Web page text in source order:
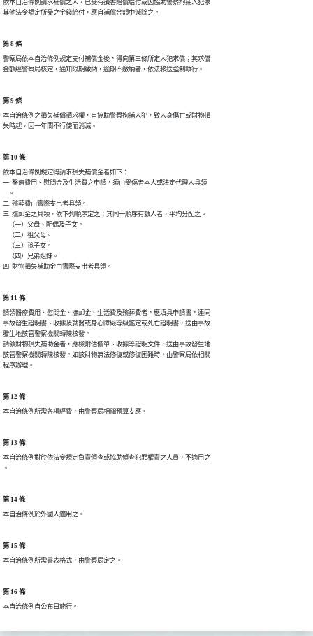
依本自治條例請求補償之人，已受有損害賠償給付或因協助警察拘捕人犯依
其他法令規定所受之金錢給付，應自補償金額中減除之。
第 8 條
警察局依本自治條例規定支付補償金後，得向第三條所定人犯求償；其求償
金額經警察局核定，通知限期繳納，逾期不繳納者，依法移送強制執行。
第 9 條
本自治條例之損失補償請求權，自協助警察拘捕人犯，致人身傷亡或財物損
失時起，因一年間不行使而消滅。
第 10 條
依本自治條例規定得請求損失補償金者如下：
一  醫療費用、慰問金及生活費之申請，須由受傷者本人或法定代理人具領
    。
二  殯葬費由實際支出者具領。
三  撫卹金之具領，依下列順序定之；其同一順序有數人者，平均分配之。
    （一）父母、配偶及子女。
    （二）祖父母。
    （三）孫子女。
    （四）兄弟姐妹。
四  財物損失補助金由實際支出者具領。
第 11 條
請領醫療費用、慰問金、撫卹金、生活費及殯葬費者，應填具申請書，連同
事故發生證明書、收據及就醫或身心障礙等級鑑定或死亡證明書，送由事故
發生地該管警察機關轉陳核發。
請領財物損失補助金者，應檢附估價單、收據等證明文件，送由事故發生地
該管警察機關轉陳核發。如該財物無法修復或修復困難時，由警察局依相關
程序辦理。
第 12 條
本自治條例所需各項經費，由警察局相關預算支應。
第 13 條
本自治條例對於依法令規定負責偵查或協助偵查犯罪權責之人員，不適用之
。
第 14 條
本自治條例於外國人適用之。
第 15 條
本自治條例所需書表格式，由警察局定之。
第 16 條
本自治條例自公布日施行。